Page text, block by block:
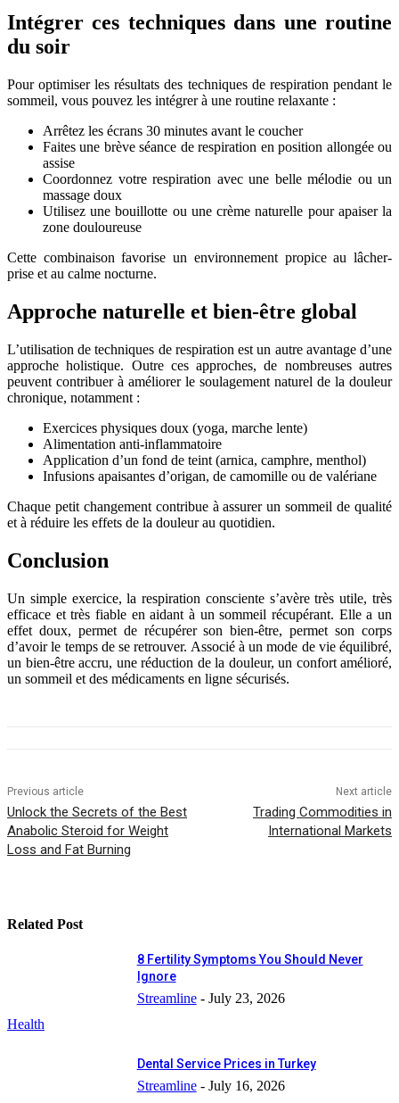
Intégrer ces techniques dans une routine
du soir
Pour optimiser les résultats des techniques de respiration pendant le
sommeil, vous pouvez les intégrer à une routine relaxante :
Arrêtez les écrans 30 minutes avant le coucher
Faites une brève séance de respiration en position allongée ou
assise
Coordonnez votre respiration avec une belle mélodie ou un
massage doux
Utilisez une bouillotte ou une crème naturelle pour apaiser la
zone douloureuse
Cette combinaison favorise un environnement propice au lâcher-
prise et au calme nocturne.
Approche naturelle et bien-être global
L’utilisation de techniques de respiration est un autre avantage d’une
approche holistique. Outre ces approches, de nombreuses autres
peuvent contribuer à améliorer le soulagement naturel de la douleur
chronique, notamment :
Exercices physiques doux (yoga, marche lente)
Alimentation anti-inflammatoire
Application d’un fond de teint (arnica, camphre, menthol)
Infusions apaisantes d’origan, de camomille ou de valériane
Chaque petit changement contribue à assurer un sommeil de qualité
et à réduire les effets de la douleur au quotidien.
Conclusion
Un simple exercice, la respiration consciente s’avère très utile, très
efficace et très fiable en aidant à un sommeil récupérant. Elle a un
effet doux, permet de récupérer son bien-être, permet son corps
d’avoir le temps de se retrouver. Associé à un mode de vie équilibré,
un bien-être accru, une réduction de la douleur, un confort amélioré,
un sommeil et des médicaments en ligne sécurisés.
Previous article
Unlock the Secrets of the Best
Anabolic Steroid for Weight
Loss and Fat Burning
Next article
Trading Commodities in
International Markets
Related Post
Health
8 Fertility Symptoms You Should Never
Ignore
Streamline - July 23, 2026
Dental Service Prices in Turkey
Streamline - July 16, 2026